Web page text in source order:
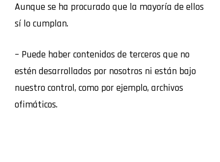
Aunque se ha procurado que la mayoría de ellos
sí lo cumplan.
– Puede haber contenidos de terceros que no
estén desarrollados por nosotros ni están bajo
nuestro control, como por ejemplo, archivos
ofimáticos.